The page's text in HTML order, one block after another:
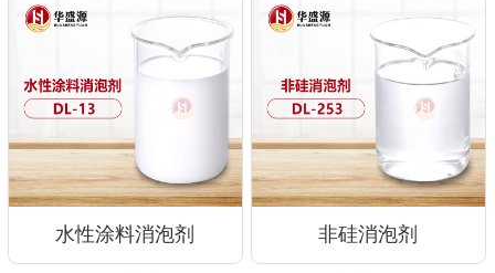
水性涂料消泡剂 非硅消泡剂